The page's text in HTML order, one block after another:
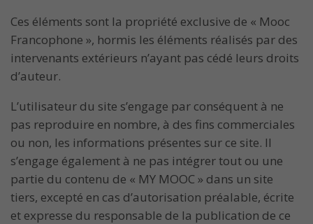
Ces éléments sont la propriété exclusive de « Mooc
Francophone », hormis les éléments réalisés par des
intervenants extérieurs n’ayant pas cédé leurs droits
d’auteur.
L’utilisateur du site s’engage par conséquent à ne
pas reproduire en nombre, à des fins commerciales
ou non, les informations présentes sur ce site. Il
s’engage également à ne pas intégrer tout ou une
partie du contenu de « MY MOOC » dans un site
tiers, excepté en cas d’autorisation préalable, écrite
et expresse du responsable de la publication de ce